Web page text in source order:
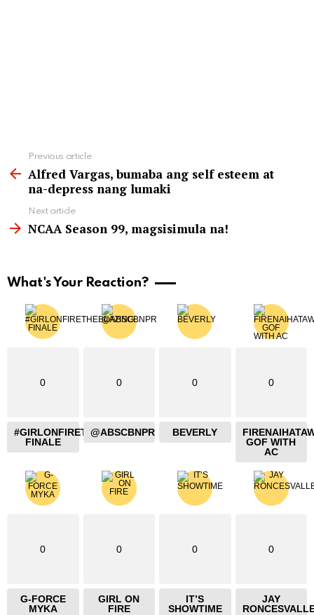
more
Previous article
Alfred Vargas, bumaba ang self esteem at
na-depress nang lumaki
Next article
NCAA Season 99, magsisimula na!
What's Your Reaction?
0
#GIRLONFIRETHEBLAZING
FINALE
0
@ABSCBNPR
0
BEVERLY
0
GOF WITH
AC
0
G-FORCE
MYKA
0
GIRL ON
FIRE
0
IT’S
SHOWTIME
0
JAY